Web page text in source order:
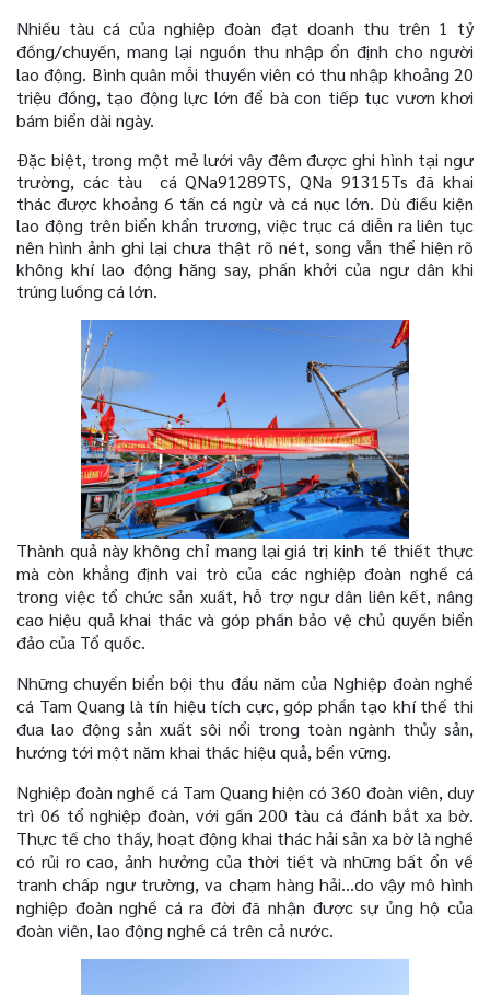
Nhiều tàu cá của nghiệp đoàn đạt doanh thu trên 1 tỷ
đồng/chuyến, mang lại nguồn thu nhập ổn định cho người
lao động. Bình quân mỗi thuyền viên có thu nhập khoảng 20
triệu đồng, tạo động lực lớn để bà con tiếp tục vươn khơi
bám biển dài ngày.
Đặc biệt, trong một mẻ lưới vây đêm được ghi hình tại ngư
trường, các tàu cá QNa91289TS, QNa 91315Ts đã khai
thác được khoảng 6 tấn cá ngừ và cá nục lớn. Dù điều kiện
lao động trên biển khẩn trương, việc trục cá diễn ra liên tục
nên hình ảnh ghi lại chưa thật rõ nét, song vẫn thể hiện rõ
không khí lao động hăng say, phấn khởi của ngư dân khi
trúng luồng cá lớn.
Thành quả này không chỉ mang lại giá trị kinh tế thiết thực
mà còn khẳng định vai trò của các nghiệp đoàn nghề cá
trong việc tổ chức sản xuất, hỗ trợ ngư dân liên kết, nâng
cao hiệu quả khai thác và góp phần bảo vệ chủ quyền biển
đảo của Tổ quốc.
Những chuyến biển bội thu đầu năm của Nghiệp đoàn nghề
cá Tam Quang là tín hiệu tích cực, góp phần tạo khí thế thi
đua lao động sản xuất sôi nổi trong toàn ngành thủy sản,
hướng tới một năm khai thác hiệu quả, bền vững.
Nghiệp đoàn nghề cá Tam Quang hiện có 360 đoàn viên, duy
trì 06 tổ nghiệp đoàn, với gần 200 tàu cá đánh bắt xa bờ.
Thực tế cho thấy, hoạt động khai thác hải sản xa bờ là nghề
có rủi ro cao, ảnh hưởng của thời tiết và những bất ổn về
tranh chấp ngư trường, va chạm hàng hải…do vậy mô hình
nghiệp đoàn nghề cá ra đời đã nhận được sự ủng hộ của
đoàn viên, lao động nghề cá trên cả nước.